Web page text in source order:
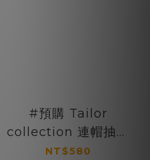
#預購 Tailor
collection 連帽抽繩
格紋襯衫 兩色
NT$580